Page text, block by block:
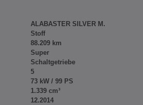
ALABASTER SILVER M.
Stoff
88.209 km
Super
Schaltgetriebe
5
73 kW / 99 PS
1.339 cm³
12.2014